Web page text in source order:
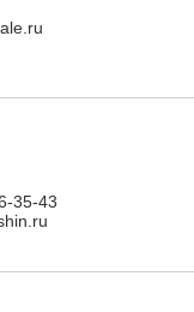
35-43